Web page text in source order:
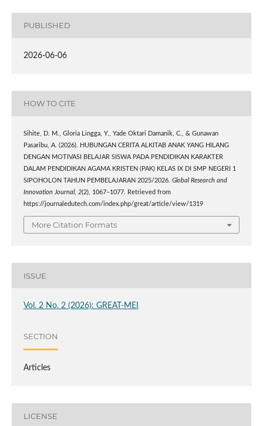
PUBLISHED
2026-06-06
HOW TO CITE
Sihite, D. M., Gloria Lingga, Y., Yade Oktari Damanik, C., & Gunawan
Pasaribu, A. (2026). HUBUNGAN CERITA ALKITAB ANAK YANG HILANG
DENGAN MOTIVASI BELAJAR SISWA PADA PENDIDIKAN KARAKTER
DALAM PENDIDIKAN AGAMA KRISTEN (PAK) KELAS IX DI SMP NEGERI 1
SIPOHOLON TAHUN PEMBELAJARAN 2025/2026. Global Research and
Innovation Journal, 2(2), 1067–1077. Retrieved from
https://journaledutech.com/index.php/great/article/view/1319
More Citation Formats
ISSUE
Vol. 2 No. 2 (2026): GREAT-MEI
SECTION
Articles
LICENSE